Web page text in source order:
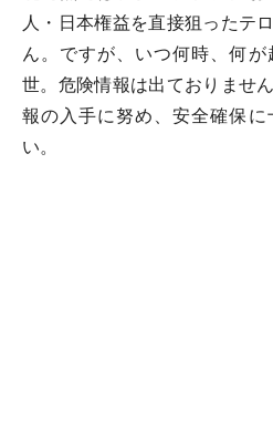
人・日本権益を直接狙ったテ
ん。ですが、いつ何時、何
世。危険情報は出ておりませ
報の入手に努め、安全確保に
い。